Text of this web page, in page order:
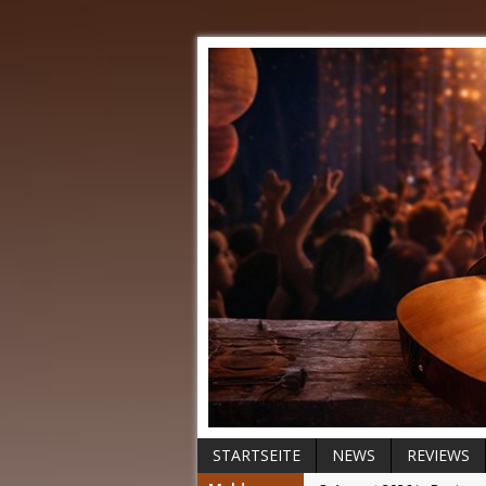
STARTSEITE NEWS REVIEWS